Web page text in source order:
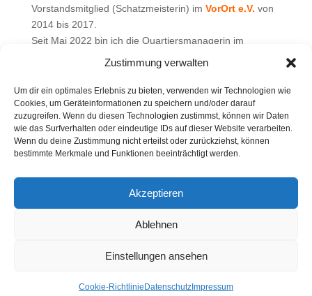
Zustimmung verwalten
Um dir ein optimales Erlebnis zu bieten, verwenden wir Technologien wie
Cookies, um Geräteinformationen zu speichern und/oder darauf
zuzugreifen. Wenn du diesen Technologien zustimmst, können wir Daten
wie das Surfverhalten oder eindeutige IDs auf dieser Website verarbeiten.
Wenn du deine Zustimmung nicht erteilst oder zurückziehst, können
bestimmte Merkmale und Funktionen beeinträchtigt werden.
Akzeptieren
Ablehnen
Einstellungen ansehen
Cookie-Richtlinie Datenschutz Impressum
Vorstandsmitglied (Schatzmeisterin) im VorOrt e.V. von
2014 bis 2017.
Seit Mai 2022 bin ich die Quartiersmanagerin im
Quartier Am Leipziger Tor in Dessau. Meine
gemeinsam etwas für das Quartier auf die Beine zu
stellen. Dafür organisiere ich die stadtteilbezogene
Netzwerkarbeit und Beteiligung, mache Quartiers- und
Nachbarschaftsarbeit sowie Presse- und
Öffentlichkeitsarbeit für unser Quartier.
Impressum
Datenschutz